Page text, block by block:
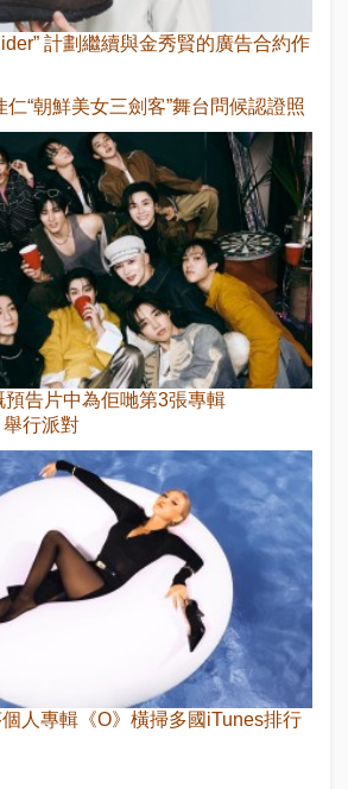
計劃繼續與金秀賢的廣告合約作
“朝鮮美女三劍客”舞台問候認證照
告片中為佢哋第3張專輯
舉行派對
人專輯《O》橫掃多國iTunes排行